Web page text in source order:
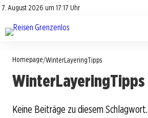
7. August 2026 um 17:17 Uhr
Datenschutz
Road Trips
Reisetipps
Homepage/WinterLayeringTipps
WinterLayeringTipps
Keine Beiträge zu diesem Schlagwort.